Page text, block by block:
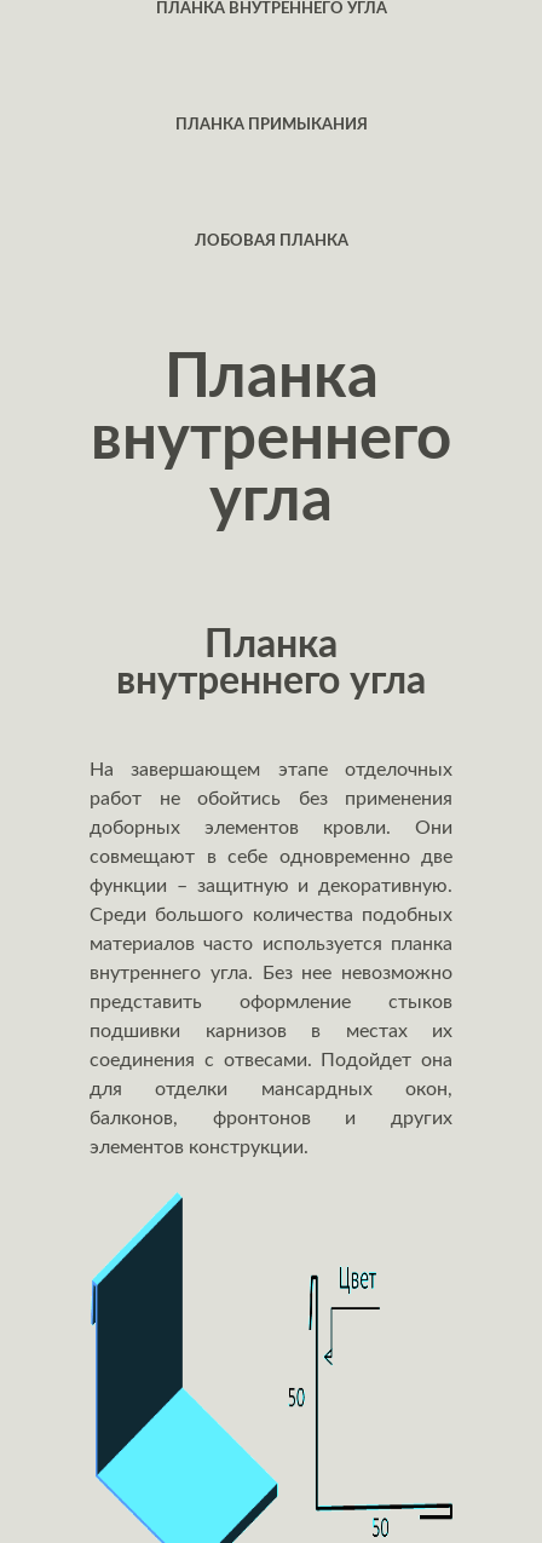
ПЛАНКА ВНУТРЕННЕГО УГЛА
ПЛАНКА ПРИМЫКАНИЯ
ЛОБОВАЯ ПЛАНКА
Планка
внутреннего
угла
Планка
внутреннего угла
На завершающем этапе отделочных
работ не обойтись без применения
доборных элементов кровли. Они
совмещают в себе одновременно две
функции – защитную и декоративную.
Среди большого количества подобных
материалов часто используется планка
внутреннего угла. Без нее невозможно
представить оформление стыков
подшивки карнизов в местах их
соединения с отвесами. Подойдет она
для отделки мансардных окон,
балконов, фронтонов и других
элементов конструкции.